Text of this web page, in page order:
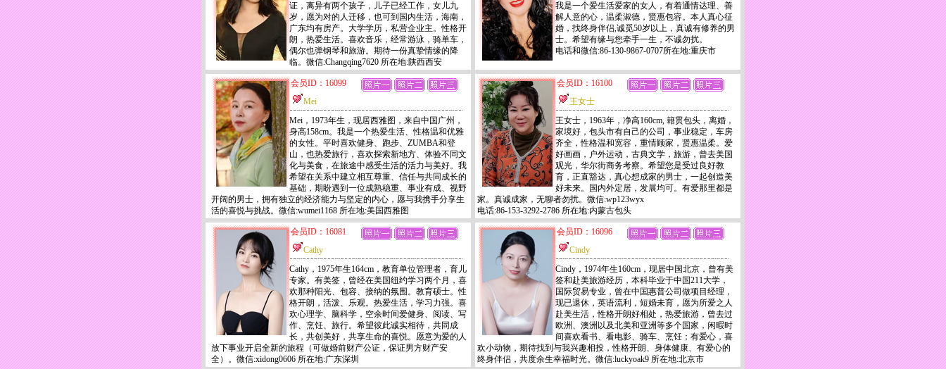
证，离异有两个孩子，儿子已经工作，女儿九
岁，愿为对的人迁移，也可到国内生活，海南，
广东均有房产。大学学历，私营企业主。性格开
朗，热爱生活。喜欢音乐，经常游泳，骑单车，
偶尔也弹钢琴和旅游。期待一份真挚情缘的降
临。微信:Changqing7620 所在地:陕西西安
我是一个爱生活爱家的女人，有着通情达理、善
解人意的心，温柔淑德，贤惠包容。本人真心征
婚，找终身伴侣,诚觅50岁以上，真诚有修养的男
士。希望有缘与您牵手一生，不诚勿扰。
电话和微信:86-130-9867-0707所在地:重庆市
会员ID：16099
Mei
Mei，1973年生，现居西雅图，来自中国广州，
身高158cm。我是一个热爱生活、性格温和优雅
的女性。平时喜欢健身、跑步、ZUMBA和登
山，也热爱旅行，喜欢探索新地方、体验不同文
化与美食，在旅途中感受生活的活力与美好。我
希望在关系中建立相互尊重、信任与共同成长的
基础，期盼遇到一位成熟稳重、事业有成、视野
开阔的男士，拥有独立的经济能力与坚定的内心，愿与我携手分享生
活的喜悦与挑战。微信:wumei1168 所在地:美国西雅图
会员ID：16100
王女士
王女士，1963年，净高160cm, 籍贯包头，离婚，
家境好，包头市有自己的公司，事业稳定，车房
齐全，性格温和宽容，重情顾家，贤惠温柔。爱
好画画，户外运动，古典文学，旅游，曾去美国
观光，华尔街商务考察。希望您是受过良好教
育，正直豁达，真心想成家的男士，一起创造美
好未来。国内外定居，发展均可。有爱那里都是
家。真诚成家，无聊者勿扰。微信:wp123wyx
电话:86-153-3292-2786 所在地:内蒙古包头
会员ID：16081
Cathy
Cathy，1975年生164cm，教育单位管理者，育儿
专家。有美签，曾经在美国纽约学习两个月，喜
欢那种阳光、包容、接纳的氛围。教育硕士。性
格开朗，活泼、乐观。热爱生活，学习力强。喜
欢心理学、脑科学，空余时间爱健身、阅读、写
作、烹饪、旅行。希望彼此诚实相待，共同成
长，共创美好，共享生命的喜悦。愿意为爱的人
放下事业开启全新的旅程（可做婚前财产公证，保证男方财产安
全）。微信:xidong0606 所在地:广东深圳
会员ID：16096
Cindy
Cindy，1974年生160cm，现居中国北京，曾有美
签和赴美旅游经历，本科毕业于中国211大学，
国际贸易专业，曾在中国惠普公司做项目经理，
现已退休，英语流利，短婚未育，愿为所爱之人
赴美生活，性格开朗好相处，热爱旅游，曾去过
欧洲、澳洲以及北美和亚洲等多个国家，闲暇时
间喜欢看书、看电影、骑车、烹饪；有爱心，喜
欢小动物，期待找到与我兴趣相投，性格开朗、身体健康、有爱心的
终身伴侣，共度余生幸福时光。微信:luckyoak9 所在地:北京市